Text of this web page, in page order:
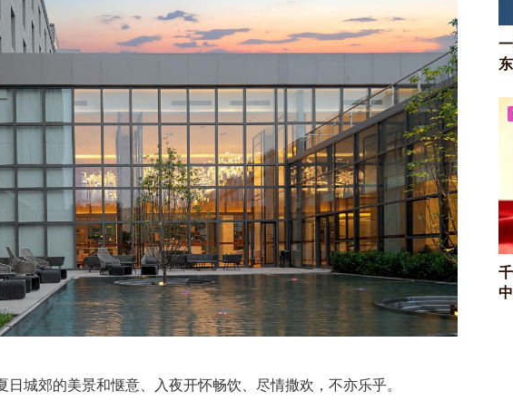
城郊的美景和惬意、入夜开怀畅饮、尽情撒欢，不亦乐乎。